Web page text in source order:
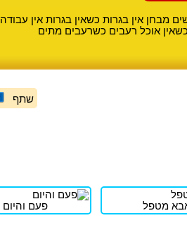
מבחן אין בגרות כשאין בגרות אין עבודה
אוכל רעבים כשרעבים מתים
שתף
מטפל פעם והיום